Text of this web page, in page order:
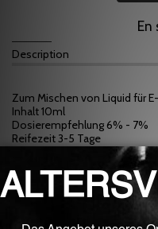
En
Description
Zum Mischen von Liquid für
Inhalt 10ml
Dosierempfehlung 6% - 7%
Reifezeit 3-5 Tage
Inhaltstoffe: PG
HINWEIS: Viele Aromen
nach 1-2 Wochen. Nach